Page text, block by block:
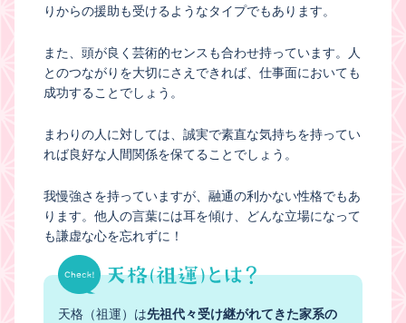
りからの援助も受けるようなタイプでもあります。
また、頭が良く芸術的センスも合わせ持っています。人
とのつながりを大切にさえできれば、仕事面においても
成功することでしょう。
まわりの人に対しては、誠実で素直な気持ちを持ってい
れば良好な人間関係を保てることでしょう。
我慢強さを持っていますが、融通の利かない性格でもあ
ります。他人の言葉には耳を傾け、どんな立場になって
も謙虚な心を忘れずに！
天格（祖運）は先祖代々受け継がれてきた家系の